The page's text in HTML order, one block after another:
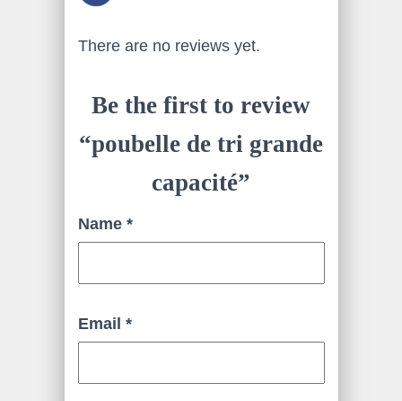
There are no reviews yet.
Be the first to review
“poubelle de tri grande
capacité”
Name *
Email *